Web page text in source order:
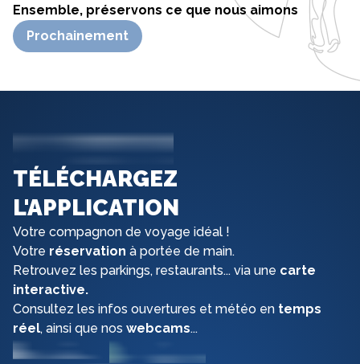
Ensemble, préservons ce que nous aimons
Prochainement
TÉLÉCHARGEZ
L'APPLICATION
Votre compagnon de voyage idéal !
Votre réservation à portée de main.
Retrouvez les parkings, restaurants... via une carte
interactive.
Consultez les infos ouvertures et météo en temps
réel, ainsi que nos webcams...